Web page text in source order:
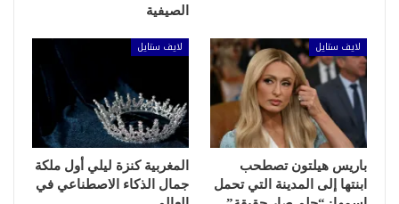
الصيفية
لايف ستايل
باريس هيلتون تصطحب
ابنتها إلى المدينة التي تحمل
لايف ستايل
المغربية كنزة ليلي أول ملكة
جمال الذكاء الاصطناعي في